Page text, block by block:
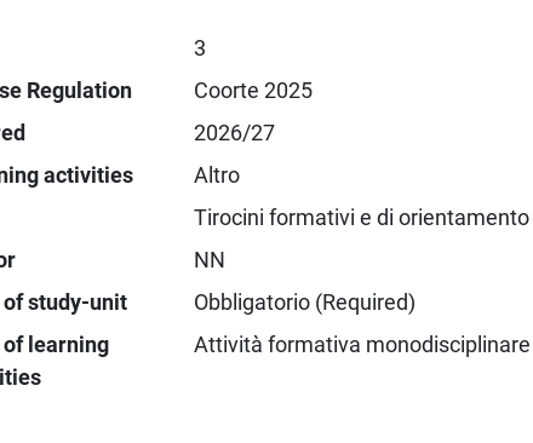
3
Regulation
Coorte 2025
2026/27
activities
Altro
Tirocini formativi e di orientamento
NN
of study-unit
Obbligatorio (Required)
of learning
Attività formativa monodisciplinare